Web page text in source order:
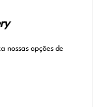
nossas opções de